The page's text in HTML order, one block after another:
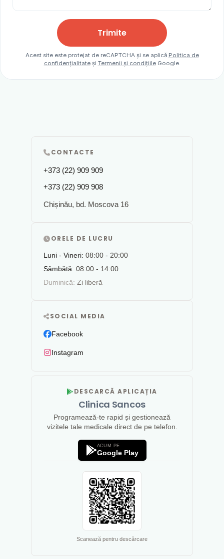
Trimite
Acest site este protejat de reCAPTCHA și se aplică Politica de
confidențialitateși Termenii și condițiileGoogle.
CONTACTE
+373 (22) 909 909
+373 (22) 909 908
Chișinău, bd. Moscova 16
ORELE DE LUCRU
Luni - Vineri: 08:00 - 20:00
Sâmbătă: 08:00 - 14:00
Duminică: Zi liberă
SOCIAL MEDIA
Facebook
Instagram
DESCARCĂ APLICAȚIA
Clinica Sancos
Programează-te rapid și gestionează
vizitele tale medicale direct de pe telefon.
ACUM PE
Google Play
Scanează pentru descărcare